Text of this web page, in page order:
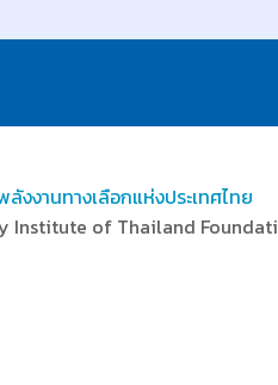
งงานทางเลือกแห่งประเทศไทย
Institute of Thailand